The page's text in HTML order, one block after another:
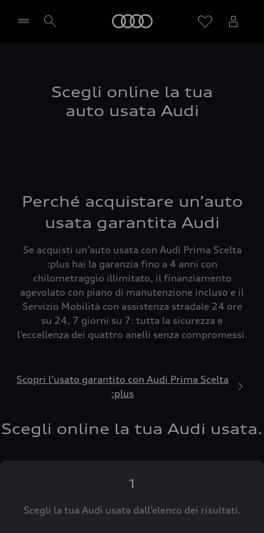
Scegli online la tua
auto usata Audi
Perché acquistare un’auto
usata garantita Audi
Se acquisti un’auto usata con Audi Prima Scelta
:plus hai la garanzia fino a 4 anni con
chilometraggio illimitato, il finanziamento
agevolato con piano di manutenzione incluso e il
Servizio Mobilità con assistenza stradale 24 ore
su 24, 7 giorni su 7: tutta la sicurezza e
l’eccellenza dei quattro anelli senza compromessi.
Scopri l’usato garantito con Audi Prima Scelta
:plus
Scegli online la tua Audi usata.
1
Scegli la tua Audi usata dall’elenco dei risultati.